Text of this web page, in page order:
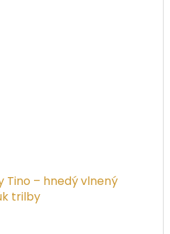
Tino – hnedý vlnený
trilby